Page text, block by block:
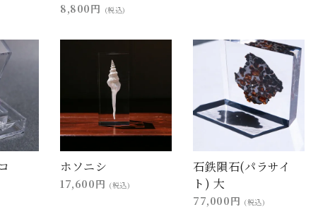
8,800円 (税込)
ホソニシ
17,600円 (税込)
石鉄隕石(パラサイ
ト) 大
77,000円 (税込)